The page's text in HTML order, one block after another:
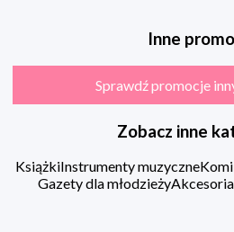
Inne
Sprawdź promocje
Zobacz inne
KsiążkiInstrumenty muzyczne
Gazety dla młodzieży